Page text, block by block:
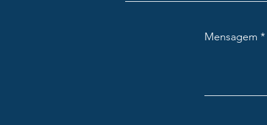
Mensagem